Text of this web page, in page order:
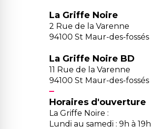
La Griffe Noire
2 Rue de la Varenne
94100 St Maur-des-fossés
La Griffe Noire BD
11 Rue de la Varenne
94100 St Maur-des-fossés
Horaires d'ouverture
La Griffe Noire :
Lundi au samedi : 9h à 19h